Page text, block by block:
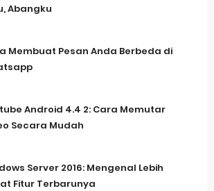
Abangku
Membuat Pesan Anda Berbeda di
Android 4.4 2: Cara Memutar
Secara Mudah
Server 2016: Mengenal Lebih
Fitur Terbarunya